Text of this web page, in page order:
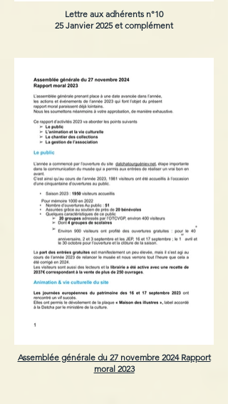
Lettre aux adhérents n°10
25 Janvier 2025 et complément
Assemblée générale du 27 novembre 2024 Rapport
moral 2023